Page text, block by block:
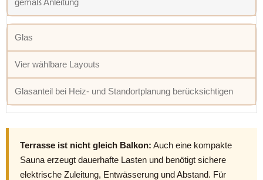
Glas
Vier wählbare Layouts
Glasanteil bei Heiz- und Standortplanung berücksichtigen
Terrasse ist nicht gleich Balkon: Auch eine kompakte
Sauna erzeugt dauerhafte Lasten und benötigt sichere
elektrische Zuleitung, Entwässerung und Abstand. Für